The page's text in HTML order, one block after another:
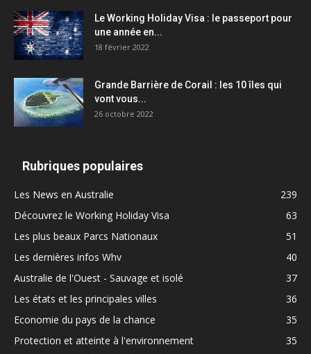
Le Working Holiday Visa : le passeport pour
une année en...
18 février 2022
Grande Barrière de Corail : les 10 îles qui
vont vous...
26 octobre 2022
Rubriques populaires
Les News en Australie
239
Découvrez le Working Holiday Visa
63
Les plus beaux Parcs Nationaux
51
Les dernières infos Whv
40
Australie de l'Ouest - Sauvage et isolé
37
Les états et les principales villes
36
Economie du pays de la chance
35
Protection et atteinte à l'environnement
35